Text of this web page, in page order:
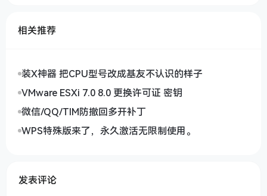
相关推荐
装X神器 把CPU型号改成基友不认识的样子
VMware ESXi 7.0 8.0 更换许可证 密钥
微信/QQ/TIM防撤回多开补丁
WPS特殊版来了，永久激活无限制使用。
发表评论